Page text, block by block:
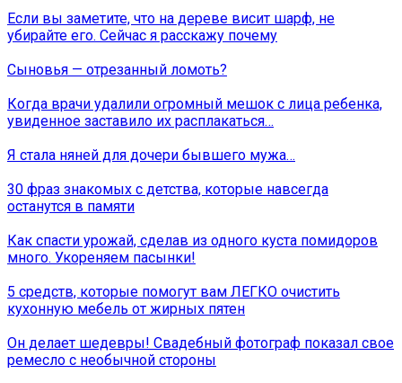
Если вы заметите, что на дереве висит шарф, не
убирайте его. Сейчас я расскажу почему
Сыновья — отрезанный ломоть?
Когда врачи удалили огромный мешок с лица ребенка,
увиденное заставило их расплакаться…
Я стала няней для дочери бывшего мужа…
30 фраз знакомых с детства, которые навсегда
останутся в памяти
Как спасти урожай, сделав из одного куста помидоров
много. Укореняем пасынки!
5 средств, которые помогут вам ЛЕГКО очистить
кухонную мебель от жирных пятен
Он делает шедевры! Свадебный фотограф показал свое
ремесло с необычной стороны